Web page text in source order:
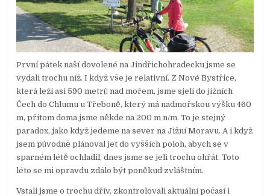
První pátek naší dovolené na Jindřichohradecku jsme se
vydali trochu níž. I když vše je relativní. Z Nové Bystřice,
která leží asi 590 metrů nad mořem, jsme sjeli do jižních
Čech do Chlumu u Třeboně, který má nadmořskou výšku 460
m, přitom doma jsme někde na 200 m n/m. To je stejný
paradox, jako když jedeme na sever na Jižní Moravu. A i když
jsem původně plánoval jet do vyšších poloh, abych se v
sparném létě ochladil, dnes jsme se jeli trochu ohřát. Toto
léto se mi opravdu zdálo být poněkud zvláštním.
Vstali jsme o trochu dřív, zkontrolovali aktuální počasí i